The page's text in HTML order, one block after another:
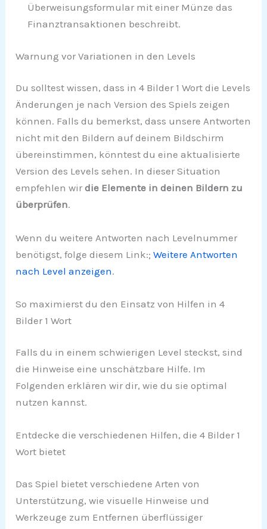
Überweisungsformular mit einer Münze das
Finanztransaktionen beschreibt.
Warnung vor Variationen in den Levels
Du solltest wissen, dass in 4 Bilder 1 Wort die Levels
Änderungen je nach Version des Spiels zeigen
können. Falls du bemerkst, dass unsere Antworten
nicht mit den Bildern auf deinem Bildschirm
übereinstimmen, könntest du eine aktualisierte
Version des Levels sehen. In dieser Situation
empfehlen wirdie Elemente in deinen Bildern zu
überprüfen.
Wenn du weitere Antworten nach Levelnummer
benötigst, folge diesem Link:;Weitere Antworten
nach Level anzeigen.
So maximierst du den Einsatz von Hilfen in 4
Bilder 1 Wort
Falls du in einem schwierigen Level steckst, sind
die Hinweise eine unschätzbare Hilfe. Im
Folgenden erklären wir dir, wie du sie optimal
nutzen kannst.
Entdecke die verschiedenen Hilfen, die 4 Bilder 1
Wort bietet
Das Spiel bietet verschiedene Arten von
Unterstützung, wie visuelle Hinweise und
Werkzeuge zum Entfernen überflüssiger